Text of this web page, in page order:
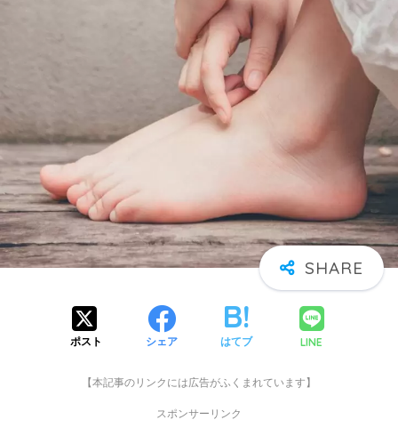
ポスト シェア はてブ LINE
【本記事のリンクには広告がふくまれています】
スポンサーリンク